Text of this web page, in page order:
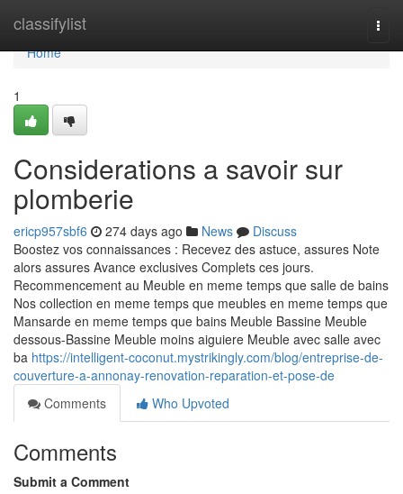
classifylist
Home
Home
1
Considerations a savoir sur
plomberie
ericp957sbf6 274 days ago News
Discuss
Boostez vos connaissances : Recevez des astuce, assures Note
alors assures Avance exclusives Complets ces jours.
Recommencement au Meuble en meme temps que salle de bains
Nos collection en meme temps que meubles en meme temps que
Mansarde en meme temps que bains Meuble Bassine Meuble
dessous-Bassine Meuble moins aiguiere Meuble avec salle avec
ba https://intelligent-coconut.mystrikingly.com/blog/entreprise-de-
couverture-a-annonay-renovation-reparation-et-pose-de
Comments
Who Upvoted
Comments
Submit a Comment